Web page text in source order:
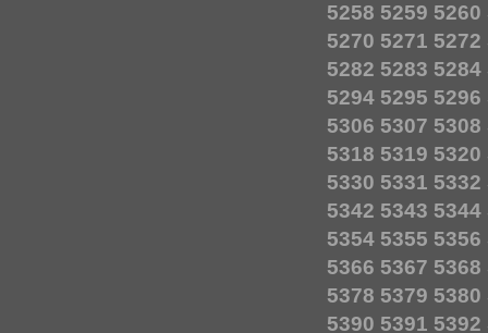
5258 5259 5260
5270 5271 5272
5282 5283 5284
5294 5295 5296
5306 5307 5308
5318 5319 5320
5330 5331 5332
5342 5343 5344
5354 5355 5356
5366 5367 5368
5378 5379 5380
5390 5391 5392